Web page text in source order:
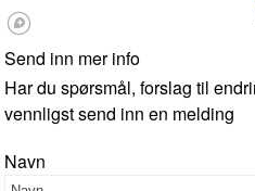
Send inn mer info
Har du spørsmål, forslag til
vennligst send inn en melding
Navn